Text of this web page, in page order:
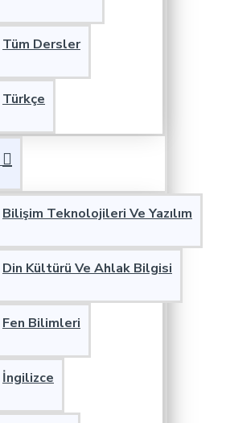
Tüm Dersler
Türkçe
Bilişim Teknolojileri Ve Yazılım
Din Kültürü Ve Ahlak Bilgisi
Fen Bilimleri
İngilizce